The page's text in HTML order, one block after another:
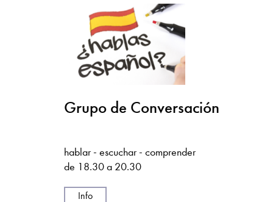
Grupo de Conversación
hablar - escuchar - comprender
de 18.30 a 20.30
Info